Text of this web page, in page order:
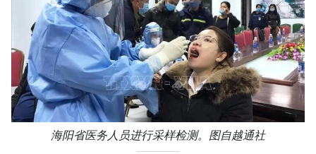
海阳省医务人员进行采样检测。图自越通社